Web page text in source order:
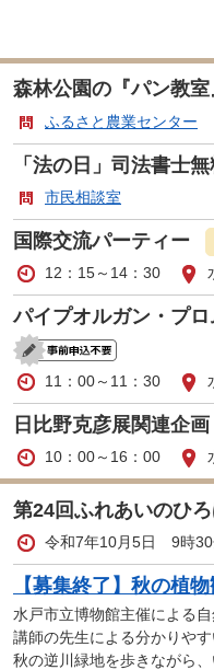
森林公園の『パン教
ふるさと農業センター
「法の日」司法書士
市民相談室
国際交流パーティー
12：15～14：30
パイプオルガン・プ
11：00～11：30
日比野克彦展関連企
10：00～16：00
第24回ふれあいのひ
令和7年10月5日 9時30
【募集終了】秋の植
水戸市立博物館主催による自
講師の先生による分かりや
秋の逆川緑地を歩きながら